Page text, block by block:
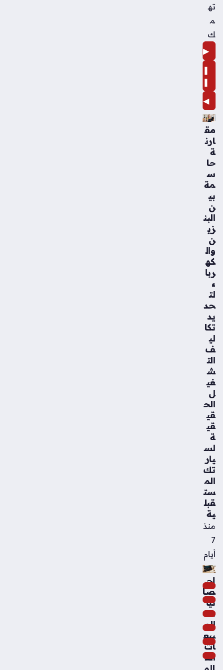
ته
م
ك
▶
❚
❚
◀
مق
ارن
ة
حا
س
مة
بي
ن
البن
زي
ن
وال
كه
ربا
ء
لت
حد
يد
تكا
لي
ف
الت
ش
غي
ل
الح
قي
قي
ة
لس
يار
تك
الم
ست
قبل
ية
منذ
7
أيام
إح
صا
ئيا
ت
الم
بيع
ات
الع